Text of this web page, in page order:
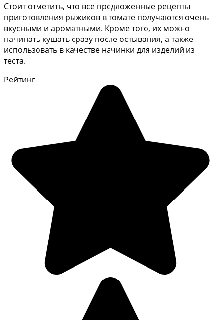
Стоит отметить, что все предложенные рецепты
приготовления рыжиков в томате получаются очень
вкусными и ароматными. Кроме того, их можно
начинать кушать сразу после остывания, а также
использовать в качестве начинки для изделий из
теста.
Рейтинг